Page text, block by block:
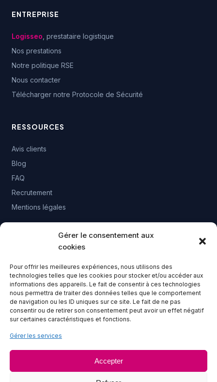
Gérer le consentement aux
cookies
Pour offrir les meilleures expériences, nous utilisons des
technologies telles que les cookies pour stocker et/ou accéder aux
informations des appareils. Le fait de consentir à ces technologies
nous permettra de traiter des données telles que le comportement
de navigation ou les ID uniques sur ce site. Le fait de ne pas
consentir ou de retirer son consentement peut avoir un effet négatif
sur certaines caractéristiques et fonctions.
Gérer les services
Accepter
ENTREPRISE
Logisseo , prestataire logistique
Nos prestations
Notre politique RSE
Nous contacter
Télécharger notre Protocole de Sécurité
RESSOURCES
Avis clients
Blog
FAQ
Recrutement
Mentions légales
28-30 Bd Gaston Birgé 49100 ANGERS
Lundi au vendredi - 8h à 16h30
Logisseos'engage et est fier d'être labellisé